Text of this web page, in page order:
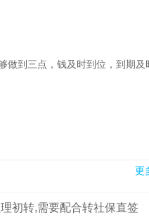
做到三点，钱及时到位，到期及
更
初转,需要配合转社保直签